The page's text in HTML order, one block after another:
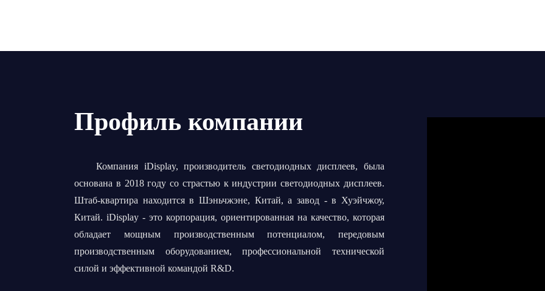
Профиль компании
Компания iDisplay, производитель светодиодных дисплеев, была
основана в 2018 году со страстью к индустрии светодиодных дисплеев.
Штаб-квартира находится в Шэньчжэне, Китай, а завод - в Хуэйчжоу,
Китай. iDisplay - это корпорация, ориентированная на качество, которая
обладает мощным производственным потенциалом, передовым
производственным оборудованием, профессиональной технической
силой и эффективной командой R&D.